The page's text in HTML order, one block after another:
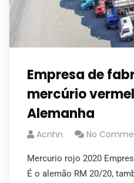
Empresa de
mercúrio
Alemanha
Acnhn No
Mercurio rojo 2020
É o alemão RM 20/20,